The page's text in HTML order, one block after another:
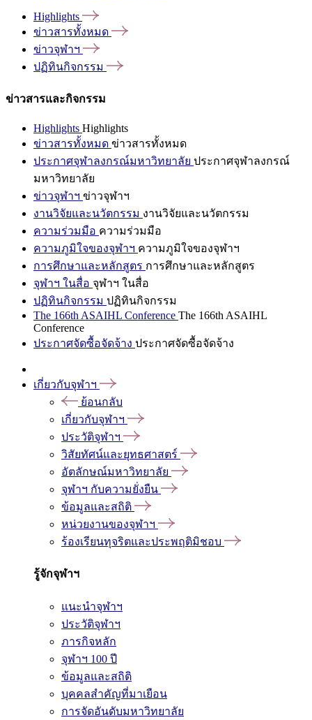
Highlights
ข่าวสารทั้งหมด
ข่าวจุฬาฯ
ปฏิทินกิจกรรม
ข่าวสารและกิจกรรม
Highlights Highlights
ข่าวสารทั้งหมด ข่าวสารทั้งหมด
ประกาศจุฬาลงกรณ์มหาวิทยาลัย ประกาศจุฬาลงกรณ์
มหาวิทยาลัย
ข่าวจุฬาฯ ข่าวจุฬาฯ
งานวิจัยและนวัตกรรม งานวิจัยและนวัตกรรม
ความร่วมมือ ความร่วมมือ
ความภูมิใจของจุฬาฯ ความภูมิใจของจุฬาฯ
การศึกษาและหลักสูตร การศึกษาและหลักสูตร
จุฬาฯ ในสื่อ จุฬาฯ ในสื่อ
ปฏิทินกิจกรรม ปฏิทินกิจกรรม
The 166th ASAIHL Conference The 166th ASAIHL
Conference
ประกาศจัดซื้อจัดจ้าง ประกาศจัดซื้อจัดจ้าง
เกี่ยวกับจุฬาฯ
ย้อนกลับ
เกี่ยวกับจุฬาฯ
ประวัติจุฬาฯ
วิสัยทัศน์และยุทธศาสตร์
อัตลักษณ์มหาวิทยาลัย
จุฬาฯ กับความยั่งยืน
ข้อมูลและสถิติ
หน่วยงานของจุฬาฯ
ร้องเรียนทุจริตและประพฤติมิชอบ
รู้จักจุฬาฯ
แนะนำจุฬาฯ
ประวัติจุฬาฯ
ภารกิจหลัก
จุฬาฯ 100 ปี
ข้อมูลและสถิติ
บุคคลสำคัญที่มาเยือน
การจัดอันดับมหาวิทยาลัย